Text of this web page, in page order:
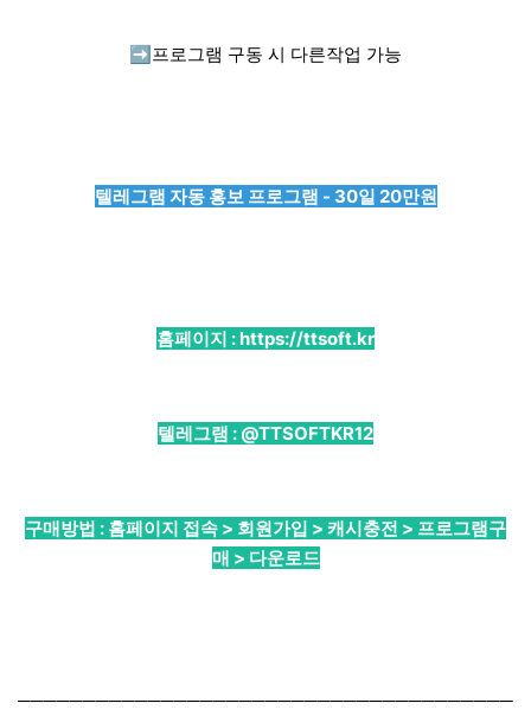
➡️ 프로그램 구동 시 다른작업 가능
텔레그램 자동 홍보 프로그램 - 30일 20만원
홈페이지 :https://ttsoft.kr
텔레그램 : @TTSOFTKR12
구매방법 : 홈페이지 접속 > 회원가입 > 캐시충전 > 프로그램구
매 > 다운로드
──────────────────────────────────────